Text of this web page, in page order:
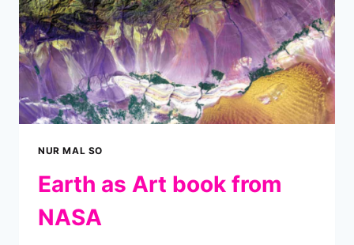
NUR MAL SO
Earth as Art book from
NASA